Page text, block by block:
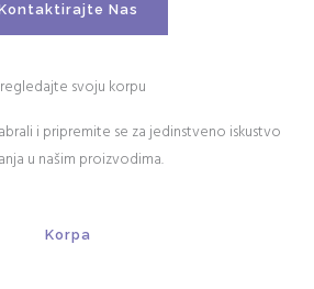
Nas
svoju korpu
i pripremite se za jedinstveno iskustvo
u našim proizvodima.
Korpa